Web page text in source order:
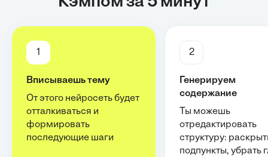
1
Вписываешь тему
От этого нейросеть будет
отталкиваться и
формировать
последующие шаги
2
Генерируем
содержание
Ты можешь
отредактировать
структуру:
подпункты, убрать